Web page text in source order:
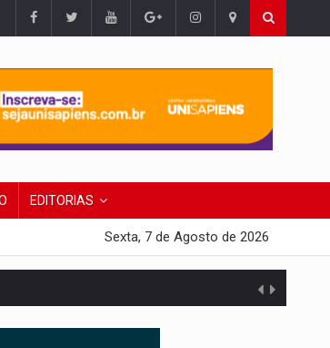
EDITORIAS
Sexta, 7 de Agosto de 2026